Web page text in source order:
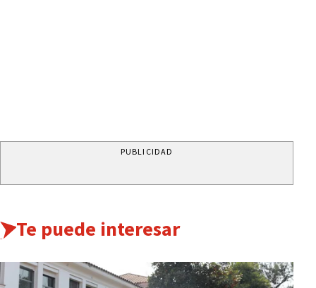
PUBLICIDAD
Te puede interesar